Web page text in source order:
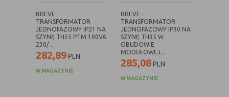
BREVE -
TRANSFORMATOR
JEDNOFAZOWY IP21 NA
SZYNĘ TH35 PTM 100VA
230/...
282,89PLN
W MAGAZYNIE
BREVE -
TRANSFORMATOR
JEDNOFAZOWY IP30 NA
SZYNĘ TH35 W
OBUDOWIE
MODUŁOWEJ...
285,08PLN
W MAGAZYNIE